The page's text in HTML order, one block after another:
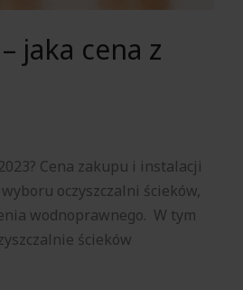
jaka cena z
Cena zakupu i instalacji
oczyszczalni ścieków,
wodnoprawnego. W tym
ścieków